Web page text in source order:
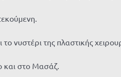
νυστέρι της πλαστικής
και στο Μασάζ.